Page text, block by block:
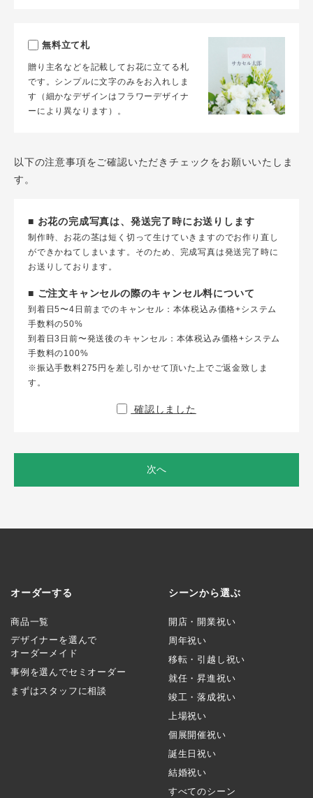
無料立て札
贈り主名などを記載してお花に立てる札
です。シンプルに文字のみをお入れしま
す（細かなデザインはフラワーデザイナ
ーにより異なります）。
以下の注意事項をご確認いただきチェックをお願いいたしま
す。
■ お花の完成写真は、発送完了時にお送りします
制作時、お花の茎は短く切って生けていきますのでお作り直し
ができかねてしまいます。そのため、完成写真は発送完了時に
お送りしております。
■ ご注文キャンセルの際のキャンセル料について
到着日5〜4日前までのキャンセル：本体税込み価格+システム
手数料の50%
到着日3日前〜発送後のキャンセル：本体税込み価格+システム
手数料の100%
※振込手数料275円を差し引かせて頂いた上でご返金致しま
す。
確認しました
次へ
オーダーする
商品一覧
デザイナーを選んで
オーダーメイド
事例を選んでセミオーダー
まずはスタッフに相談
シーンから選ぶ
開店・開業祝い
周年祝い
移転・引越し祝い
就任・昇進祝い
竣工・落成祝い
上場祝い
個展開催祝い
誕生日祝い
結婚祝い
すべてのシーン